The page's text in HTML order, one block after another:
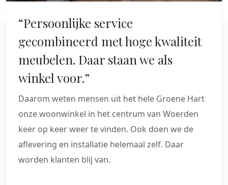
“Persoonlijke service
gecombineerd met hoge kwaliteit
meubelen. Daar staan we als
winkel voor.”
Daarom weten mensen uit het hele Groene Hart
onze woonwinkel in het centrum van Woerden
keer op keer weer te vinden. Ook doen we de
aflevering en installatie helemaal zelf. Daar
worden klanten blij van.